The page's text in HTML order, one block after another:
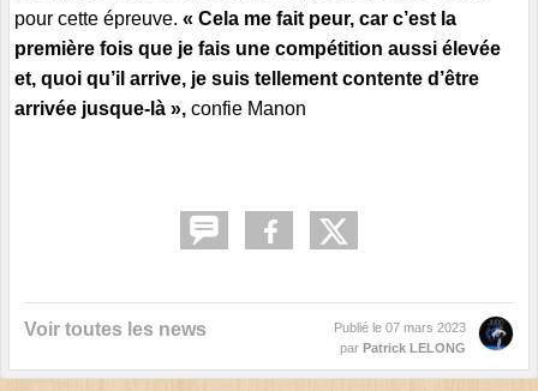
pour cette épreuve. « Cela me fait peur, car c’est la
première fois que je fais une compétition aussi élevée
et, quoi qu’il arrive, je suis tellement contente d’être
arrivée jusque-là », confie Manon
Voir toutes les news Publié le 07 mars 2023
par Patrick LELONG